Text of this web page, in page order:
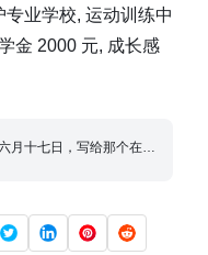
业学校, 运动训练中
金 2000 元, 成长感
六月十七日，写给那个在实训室里第一次独立完成宠物美容全流程的